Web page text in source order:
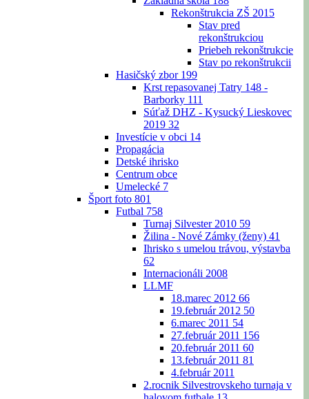
Rekonštrukcia ZŠ 2015
Stav pred
rekonštrukciou
Priebeh rekonštrukcie
Stav po rekonštrukcii
Hasičský zbor 199
Krst repasovanej Tatry 148 -
Barborky 111
Súťaž DHZ - Kysucký Lieskovec
2019 32
Investície v obci 14
Propagácia
Detské ihrisko
Centrum obce
Umelecké 7
Šport foto 801
Futbal 758
Turnaj Silvester 2010 59
Žilina - Nové Zámky (ženy) 41
Ihrisko s umelou trávou, výstavba
62
Internacionáli 2008
LLMF
18.marec 2012 66
19.február 2012 50
6.marec 2011 54
27.február 2011 156
20.február 2011 60
13.február 2011 81
4.február 2011
2.rocnik Silvestrovskeho turnaja v